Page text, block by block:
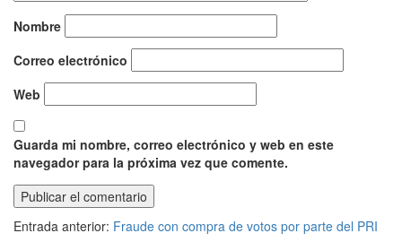
Nombre
Correo electrónico
Web
Guarda mi nombre, correo electrónico y web en este
navegador para la próxima vez que comente.
Entrada anterior: Fraude con compra de votos por parte del PRI